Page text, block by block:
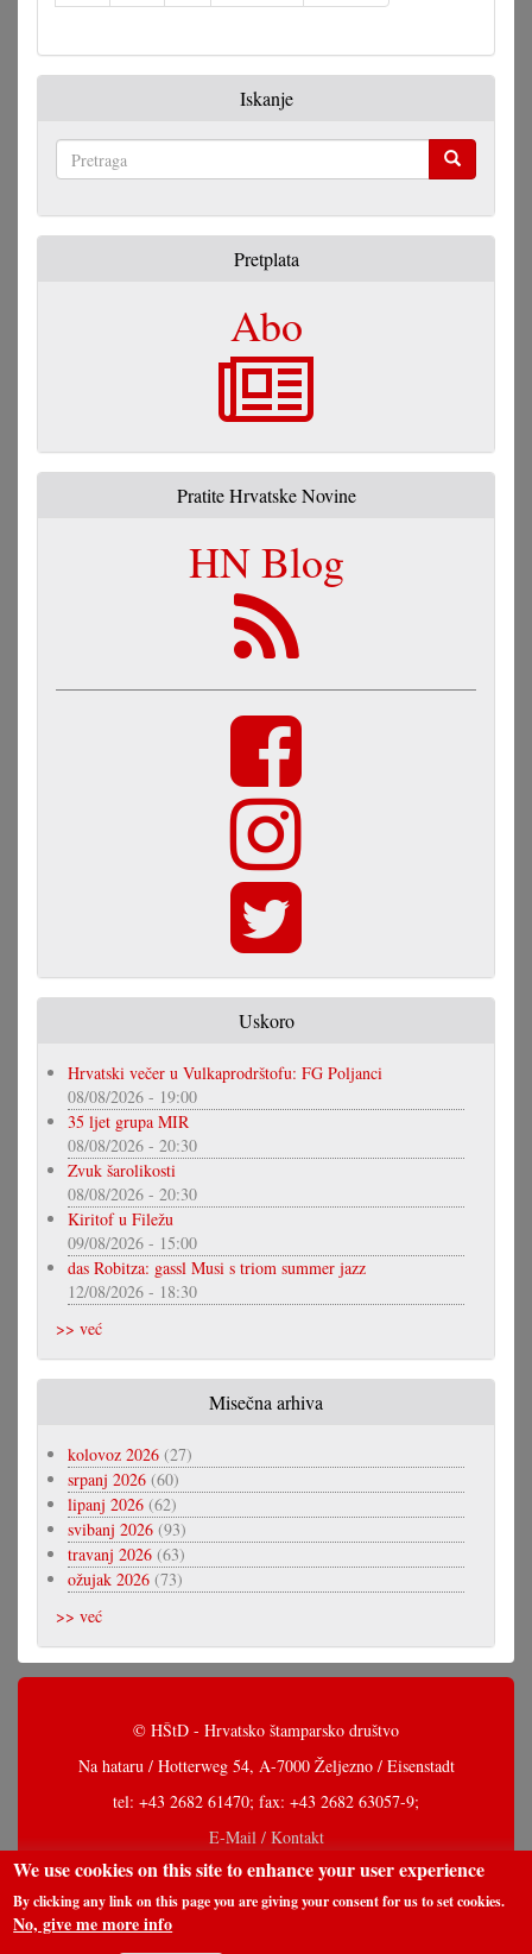
Iskanje
Pretplata
Abo
Pratite Hrvatske Novine
HN Blog
Uskoro
Hrvatski večer u Vulkaprodrštofu: FG Poljanci
08/08/2026 - 19:00
35 ljet grupa MIR
08/08/2026 - 20:30
Zvuk šarolikosti
08/08/2026 - 20:30
Kiritof u Filežu
09/08/2026 - 15:00
das Robitza: gassl Musi s triom summer jazz
12/08/2026 - 18:30
>> već
Misečna arhiva
kolovoz 2026 (27)
srpanj 2026 (60)
lipanj 2026 (62)
svibanj 2026 (93)
travanj 2026 (63)
ožujak 2026 (73)
>> već
© HŠtD - Hrvatsko štamparsko društvo
Na hataru / Hotterweg 54, A-7000 Željezno / Eisenstadt
tel: +43 2682 61470; fax: +43 2682 63057-9;
E-Mail / Kontakt
We use cookies on this site to enhance your user experience
By clicking any link on this page you are giving your consent for us to set cookies.
No, give me more info